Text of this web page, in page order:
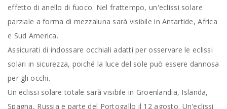
effetto di anello di fuoco. Nel frattempo, un'eclissi solare
parziale a forma di mezzaluna sarà visibile in Antartide, Africa
e Sud America.
Assicurati di indossare occhiali adatti per osservare le eclissi
solari in sicurezza, poiché la luce del sole può essere dannosa
per gli occhi.
Un'eclissi solare totale sarà visibile in Groenlandia, Islanda,
Spagna, Russia e parte del Portogallo il 12 agosto. Un'eclissi